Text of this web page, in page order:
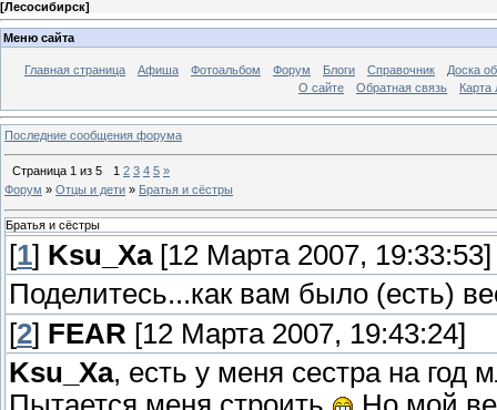
[Лесосибирск]
Меню сайта
Главная страница Афиша Фотоальбом Форум Блоги Справочник
Доска
О сайте
Обратная связь Карта
Последние сообщения форума
Страница 1 из 5 1 2 3 4 5 »
Форум » Отцы и дети » Братья и сёстры
Братья и сёстры
[1] Ksu_Xa[12 Марта 2007, 19:33:53]
Поделитесь...как вам было (есть)
[2] FEAR [12 Марта 2007, 19:43:24]
Ksu_Xa, есть у меня сестра на год